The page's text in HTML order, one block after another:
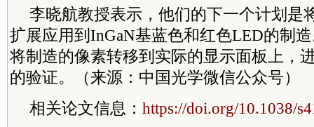
李晓航教授表示，他们的下一个计划是
扩展应用到InGaN基蓝色和红色LED的制
将制造的像素转移到实际的显示面板上，
的验证。（来源：中国光学微信公众号）
相关论文信息： https://doi.org/10.1038/